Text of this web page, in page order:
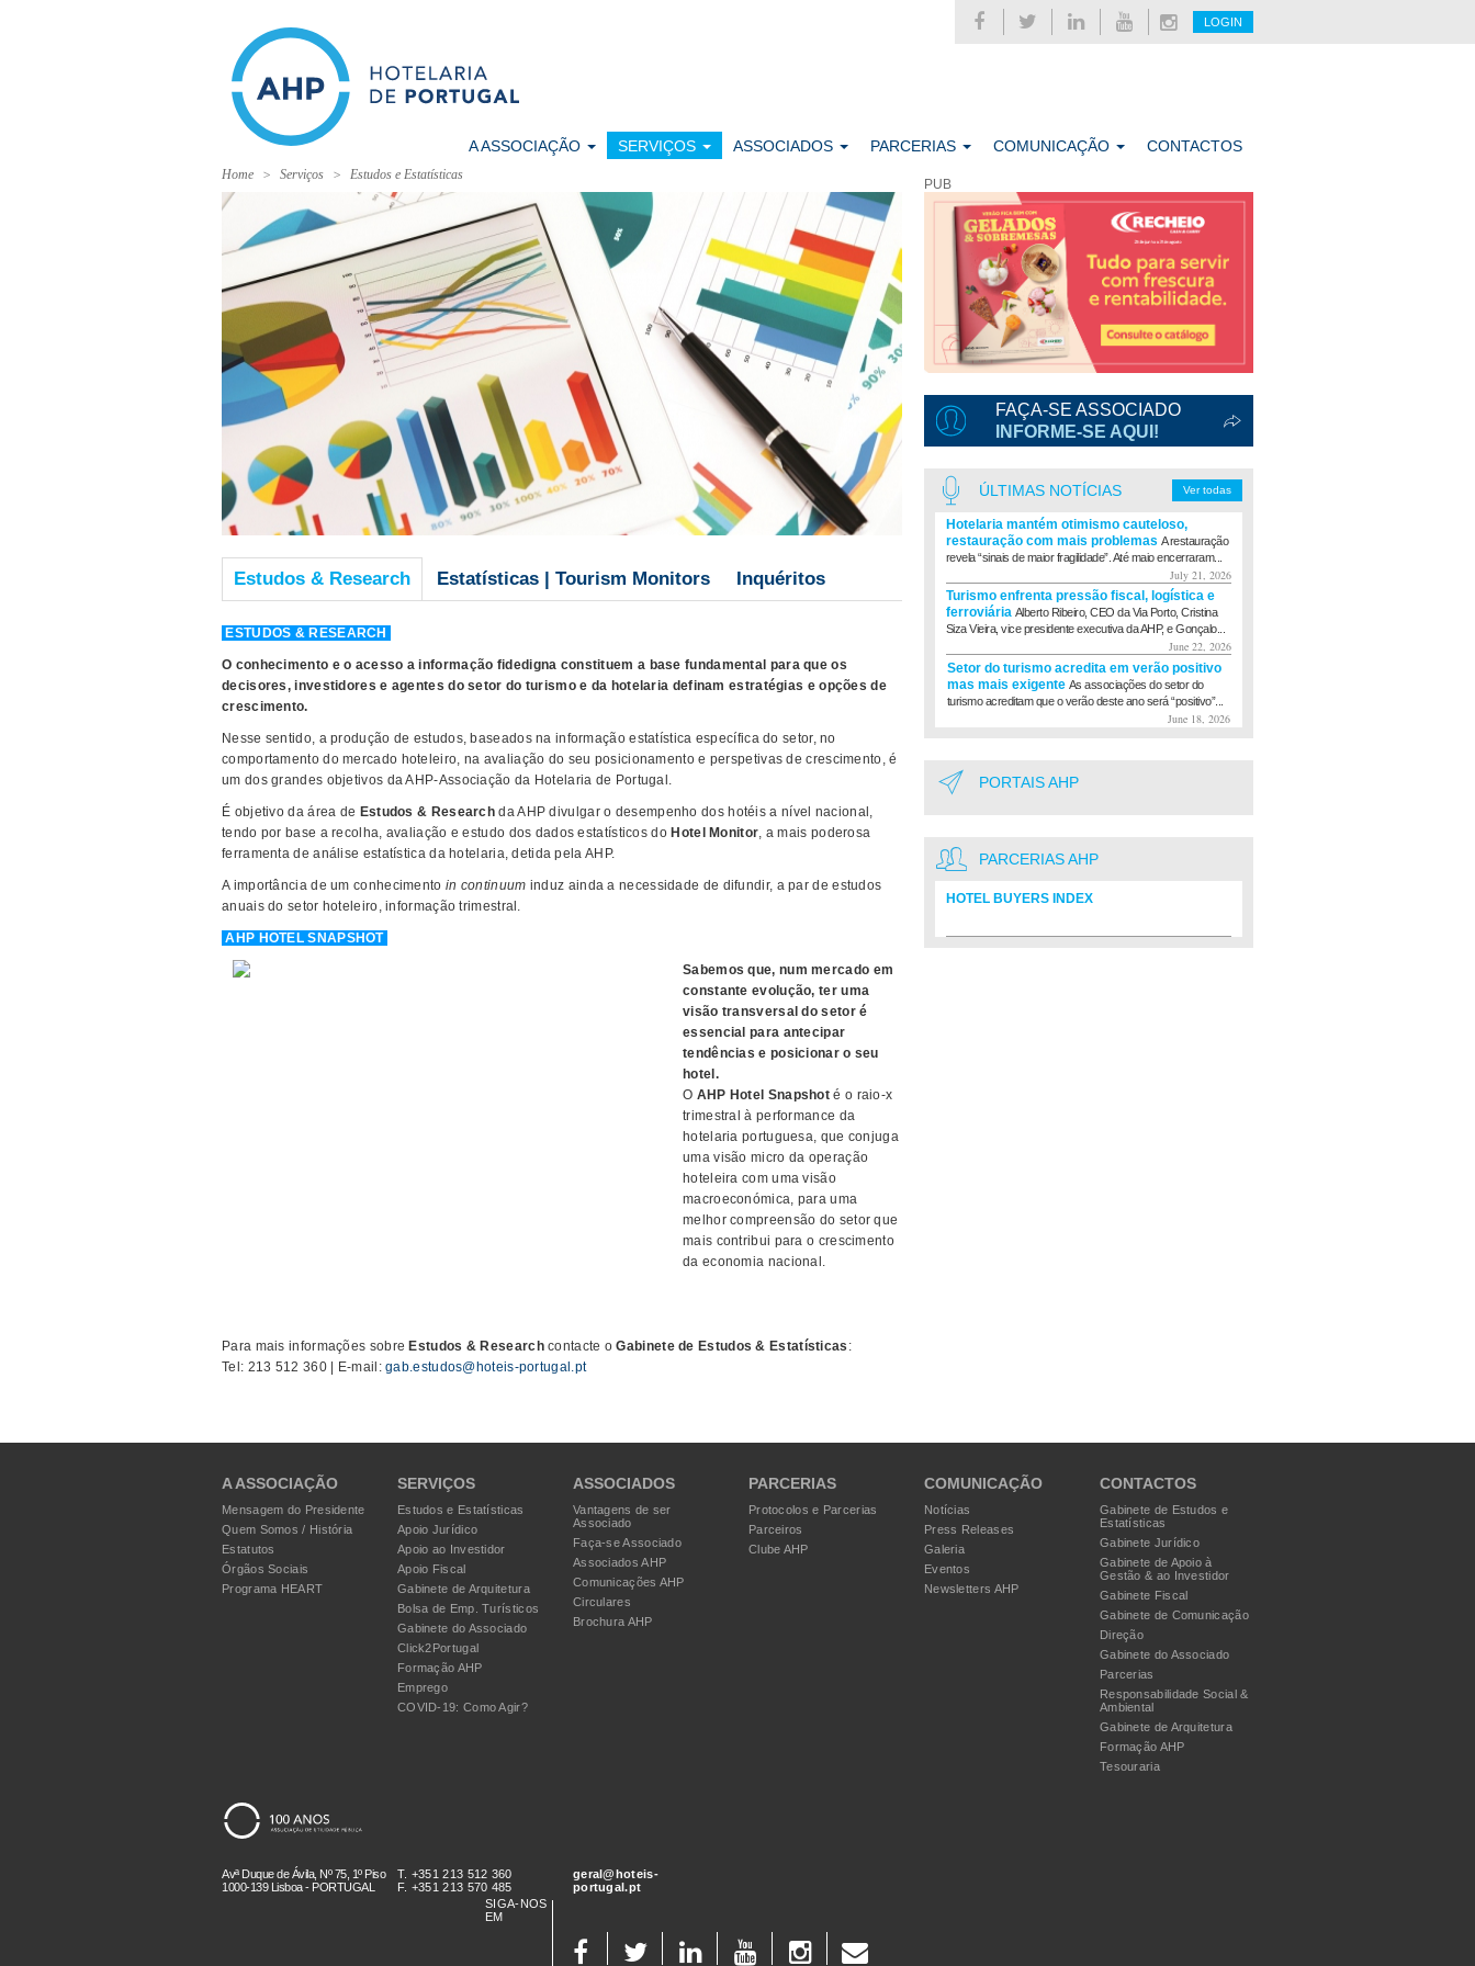
LOGIN
A ASSOCIAÇÃO SERVIÇOS ASSOCIADOS PARCERIAS COMUNICAÇÃO CONTACTOS
Home Serviços Estudos e Estatísticas
Estudos & Research Estatísticas | Tourism Monitors Inquéritos
ESTUDOS & RESEARCH
O conhecimento e o acesso a informação fidedigna constituem a base fundamental para que os
decisores, investidores e agentes do setor do turismo e da hotelaria definam estratégias e opções de
crescimento.
Nesse sentido, a produção de estudos, baseados na informação estatística específica do setor, no
comportamento do mercado hoteleiro, na avaliação do seu posicionamento e perspetivas de crescimento, é
um dos grandes objetivos da AHP-Associação da Hotelaria de Portugal.
É objetivo da área de Estudos & Researchda AHP divulgar o desempenho dos hotéis a nível nacional,
tendo por base a recolha, avaliação e estudo dos dados estatísticos do Hotel Monitor, a mais poderosa
ferramenta de análise estatística da hotelaria, detida pela AHP.
A importância de um conhecimento in continuum induz ainda a necessidade de difundir, a par de estudos
anuais do setor hoteleiro, informação trimestral.
AHP HOTEL SNAPSHOT
Sabemos que, num mercado em
constante evolução, ter uma
visão transversal do setor é
essencial para antecipar
tendências e posicionar o seu
hotel.
O AHP Hotel Snapshoté o raio-x
trimestral à performance da
hotelaria portuguesa, que conjuga
uma visão micro da operação
hoteleira com uma visão
macroeconómica, para uma
melhor compreensão do setor que
mais contribui para o crescimento
da economia nacional.
Para mais informações sobre Estudos & Researchcontacte oGabinete de Estudos & Estatísticas :
Tel: 213 512 360 | E-mail:gab.estudos@hoteis-portugal.pt
PUB
FAÇA-SE ASSOCIADO
INFORME-SE AQUI!
Ver todas
ÚLTIMAS NOTÍCIAS
Hotelaria mantém otimismo cauteloso,
restauração com mais problemas A restauração
revela “sinais de maior fragilidade”. Até maio encerraram...
July 21, 2026
Turismo enfrenta pressão fiscal, logística e
ferroviária Alberto Ribeiro, CEO da Via Porto, Cristina
Siza Vieira, vice presidente executiva da AHP, e Gonçalo...
June 22, 2026
Setor do turismo acredita em verão positivo
mas mais exigente As associações do setor do
turismo acreditam que o verão deste ano será “positivo”...
June 18, 2026
PORTAIS AHP
PARCERIAS AHP
HOTEL BUYERS INDEX
A ASSOCIAÇÃO
Mensagem do Presidente
Quem Somos / História
Estatutos
Órgãos Sociais
Programa HEART
SERVIÇOS
Estudos e Estatísticas
Apoio Jurídico
Apoio ao Investidor
Apoio Fiscal
Gabinete de Arquitetura
Bolsa de Emp. Turísticos
Gabinete do Associado
Click2Portugal
Formação AHP
Emprego
COVID-19: Como Agir?
ASSOCIADOS
Vantagens de ser
Associado
Faça-se Associado
Associados AHP
Comunicações AHP
Circulares
Brochura AHP
PARCERIAS
Protocolos e Parcerias
Parceiros
Clube AHP
COMUNICAÇÃO
Notícias
Press Releases
Galeria
Eventos
Newsletters AHP
CONTACTOS
Gabinete de Estudos e
Estatísticas
Gabinete Jurídico
Gabinete de Apoio à
Gestão & ao Investidor
Gabinete Fiscal
Gabinete de Comunicação
Direção
Gabinete do Associado
Parcerias
Responsabilidade Social &
Ambiental
Gabinete de Arquitetura
Formação AHP
Tesouraria
Avª Duque de Ávila, Nº 75, 1º Piso
1000-139 Lisboa - PORTUGAL
T. +351 213 512 360
F. +351 213 570 485
geral@hoteis-
portugal.pt
SIGA-NOS
EM